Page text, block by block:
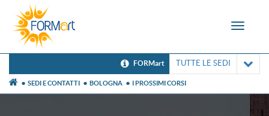
Toggle
FORMart TUTTE LE SEDI
SEDI E CONTATTI BOLOGNA I PROSSIMI CORSI